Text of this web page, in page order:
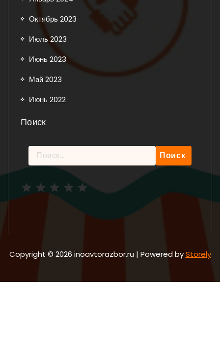
Октябрь 2023
Июль 2023
Июнь 2023
Май 2023
Июнь 2022
Поиск
Найти:
Copyright © 2026 inoavtorazbor.ru | Powered byStorely